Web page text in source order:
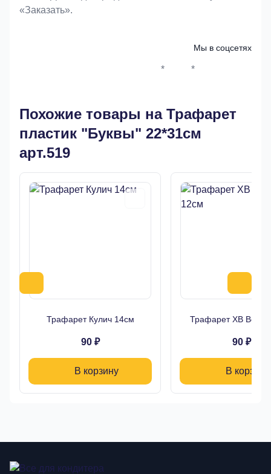
«Заказать».
Мы в соцсетях
* *
Похожие товары на Трафарет
пластик "Буквы" 22*31см
арт.519
Трафарет Кулич 14см
90 ₽
В корзину
Трафарет ХВ
90 ₽
В корзину